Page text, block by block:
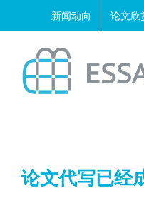
新闻动向 论文欣
论文代写已经